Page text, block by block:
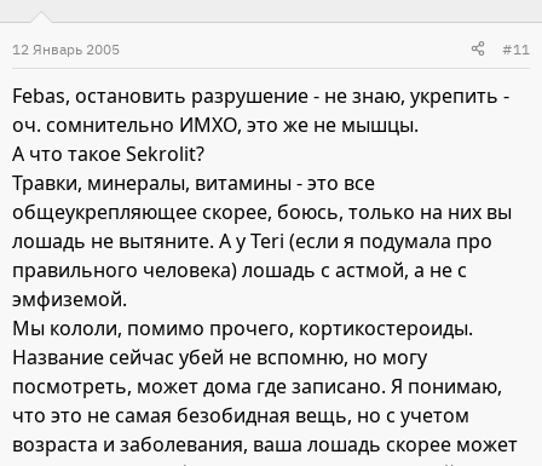
12 Январь 2005 #11
Febas, остановить разрушение - не знаю, укрепить -
оч. сомнительно ИМХО, это же не мышцы.
А что такое Sekrolit?
Травки, минералы, витамины - это все
общеукрепляющее скорее, боюсь, только на них вы
лошадь не вытяните. А у Teri (если я подумала про
правильного человека) лошадь с астмой, а не с
эмфиземой.
Мы кололи, помимо прочего, кортикостероиды.
Название сейчас убей не вспомню, но могу
посмотреть, может дома где записано. Я понимаю,
что это не самая безобидная вещь, но с учетом
возраста и заболевания, ваша лошадь скорее может